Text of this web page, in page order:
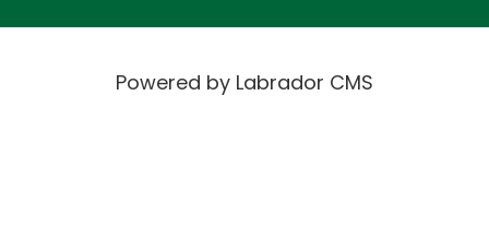
Powered by Labrador CMS